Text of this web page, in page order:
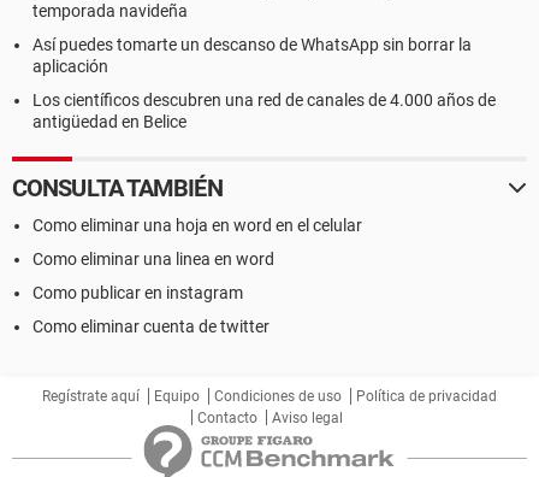
temporada navideña
Así puedes tomarte un descanso de WhatsApp sin borrar la
aplicación
Los científicos descubren una red de canales de 4.000 años de
antigüedad en Belice
CONSULTA TAMBIÉN
Como eliminar una hoja en word en el celular
Como eliminar una linea en word
Como publicar en instagram
Como eliminar cuenta de twitter
Regístrate aquí Equipo Condiciones de uso
Política de privacidad
Contacto
Aviso legal